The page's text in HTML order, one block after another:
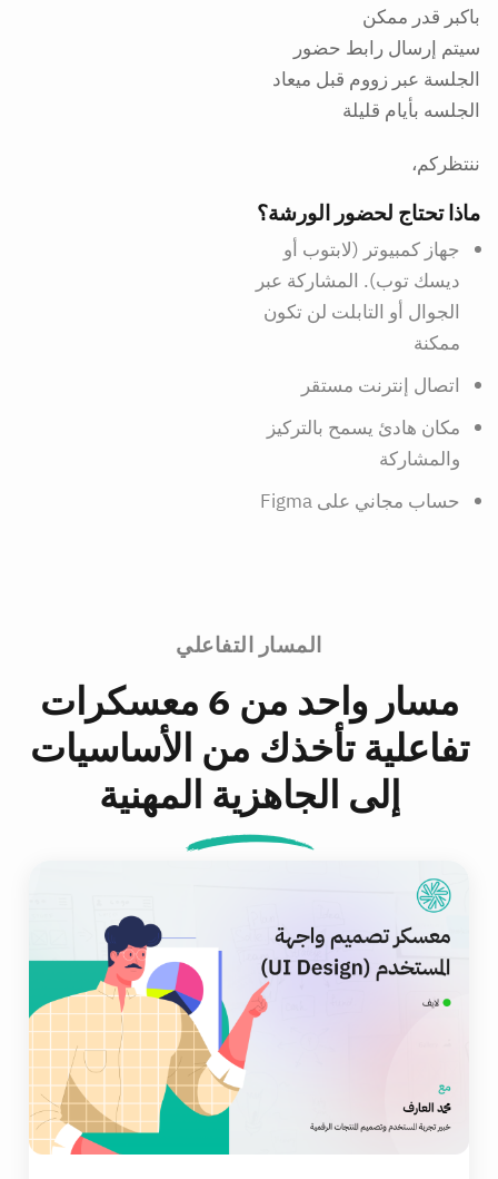
باكبر قدر ممكن
سيتم إرسال رابط حضور
الجلسة عبر زووم قبل ميعاد
الجلسه بأيام قليلة
ماذا تحتاج لحضور الورشة؟
جهاز كمبيوتر (لابتوب أو
ديسك توب). المشاركة عبر
الجوال أو التابلت لن تكون
ممكنة
اتصال إنترنت مستقر
مكان هادئ يسمح بالتركيز
والمشاركة
حساب مجاني على Figma
المسار التفاعلي
مسار واحد من 6 معسكرات
تفاعلية تأخذك من الأساسيات
إلى الجاهزية المهنية